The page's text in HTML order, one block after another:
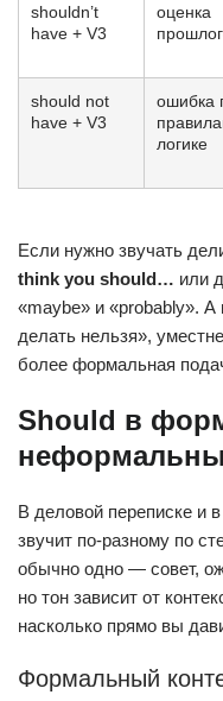
shouldn’t
have + V3
оценка
should not
have + V3
ошибка
логике
Если нужно звучать
think you should… или
«maybe» и «probably». А
делать нельзя»,
более формальная
Should в
В деловой переписке и
звучит по-разному по
обычно одно — совет,
но тон зависит от
насколько прямо вы
Формальный